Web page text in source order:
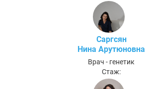
Саргсян
Нина Арутюновна
Врач - генетик
Стаж: